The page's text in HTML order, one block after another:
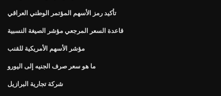
تأكيد رمز الأسهم المؤتمر الوطني العراقي
قاعدة السعر المرجعي مؤشر الصيغة النسبية
مؤشر الأسهم الأمريكية للقنب
ما هو سعر صرف الجنيه إلى اليورو
شركة تجارية البرازيل